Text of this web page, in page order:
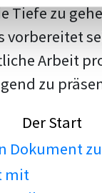
Tiefe zu
vorbereitet
Arbeit
zu
Der Start
Dokument
mit